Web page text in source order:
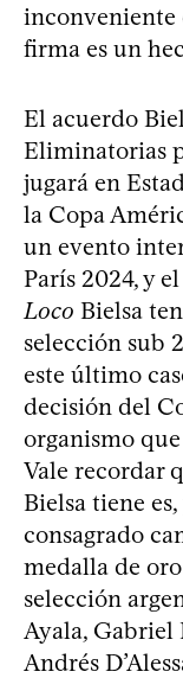
inconveniente
firma es un
El acuerdo
Eliminatorias
jugará en
la Copa
un evento
París 2024, y
Loco Bielsa
selección sub
este último
decisión del
organismo
Vale recordar
Bielsa tiene
consagrado
medalla de
selección
Ayala, Gabriel
Andrés